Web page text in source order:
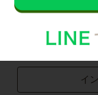
子どもとコミュニケ
イ